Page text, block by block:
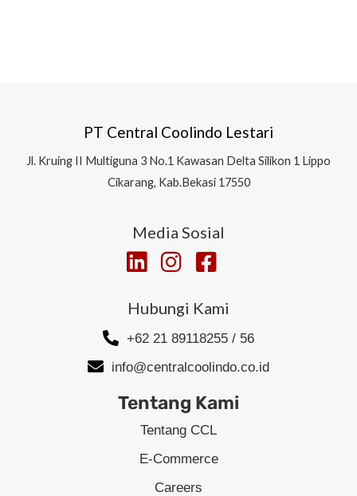
PT Central Coolindo Lestari
Jl. Kruing II Multiguna 3 No.1 Kawasan Delta Silikon 1 Lippo
Cikarang, Kab.Bekasi 17550
Media Sosial
Hubungi Kami
+62 21 89118255 / 56
info@centralcoolindo.co.id
Tentang Kami
Tentang CCL
E-Commerce
Careers